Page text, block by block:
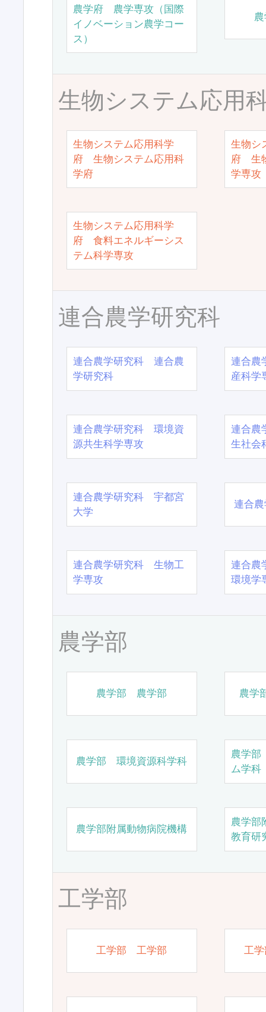
農学府 農学専攻（国際
イノベーション農学コー
ス）
生物システム応用
生物システム応用科学
府 生物システム応用科
学府
生物シ
府 生
学専攻
生物システム応用科学
府 食料エネルギーシス
テム科学専攻
連合農学研究科
連合農学研究科 連合農
学研究科
連合農
産科学
連合農学研究科 環境資
源共生科学専攻
連合農
生社会
連合農学研究科 宇都宮
大学
連合
連合農学研究科 生物工
学専攻
連合農
環境学
農学部
農学部 農学部 農学
農学部 環境資源科学科
農学
ム学科
農学部附属動物病院機構
農学部
教育研
工学部
工学部 工学部 工